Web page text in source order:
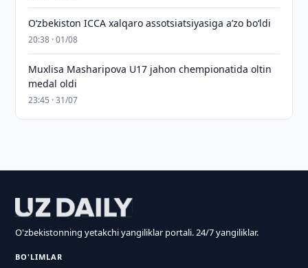
O‘zbekiston ICCA xalqaro assotsiatsiyasiga aʼzo bo‘ldi
20:38 · 01/08
Muxlisa Masharipova U17 jahon chempionatida oltin
medal oldi
23:45 · 31/07
O'zbekistonning yetakchi yangiliklar portali. 24/7 yangiliklar.
BO'LIMLAR